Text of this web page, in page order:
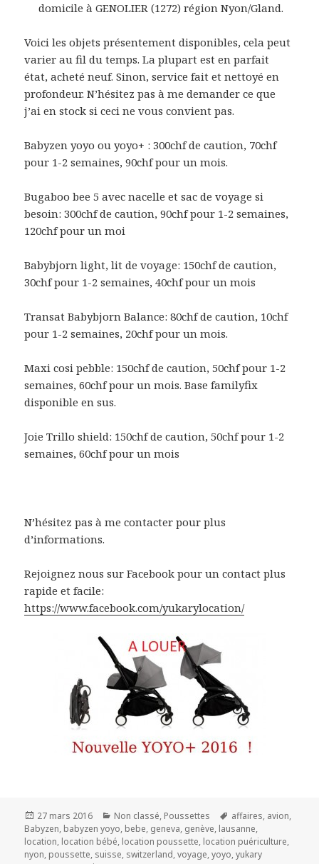
domicile à GENOLIER (1272) région Nyon/Gland.
Voici les objets présentement disponibles, cela peut
varier au fil du temps. La plupart est en parfait
état, acheté neuf. Sinon, service fait et nettoyé en
profondeur. N’hésitez pas à me demander ce que
j’ai en stock si ceci ne vous convient pas.
Babyzen yoyo ou yoyo+ : 300chf de caution, 70chf
pour 1-2 semaines, 90chf pour un mois.
Bugaboo bee 5 avec nacelle et sac de voyage si
besoin: 300chf de caution, 90chf pour 1-2 semaines,
120chf pour un moi
Babybjorn light, lit de voyage: 150chf de caution,
30chf pour 1-2 semaines, 40chf pour un mois
Transat Babybjorn Balance: 80chf de caution, 10chf
pour 1-2 semaines, 20chf pour un mois.
Maxi cosi pebble: 150chf de caution, 50chf pour 1-2
semaines, 60chf pour un mois. Base familyfix
disponible en sus.
Joie Trillo shield: 150chf de caution, 50chf pour 1-2
semaines, 60chf pour un mois
N’hésitez pas à me contacter pour plus
d’informations.
Rejoignez nous sur Facebook pour un contact plus
rapide et facile:
https://www.facebook.com/yukarylocation/
Publié
le
27 mars 2016 Catégories
Non classé, Poussettes
Mots-
clés
affaires, avion,
Babyzen, babyzen yoyo, bebe, geneva, genève, lausanne,
location, location bébé, location poussette, location puériculture,
nyon, poussette, suisse, switzerland,voyage,yoyo,yukary